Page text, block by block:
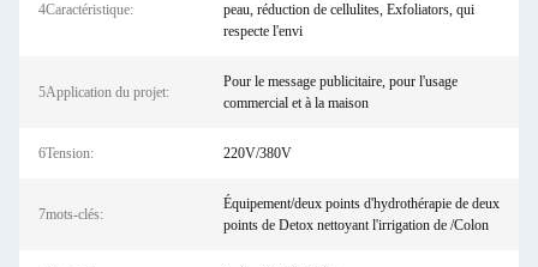
4Caractéristique:
peau, réduction de cellulites, Exfoliators, qui
respecte l'envi
5Application du projet:
Pour le message publicitaire, pour l'usage
commercial et à la maison
6Tension: 220V/380V
7mots-clés:
Équipement/deux points d'hydrothérapie de deux
points de Detox nettoyant l'irrigation de /Colon